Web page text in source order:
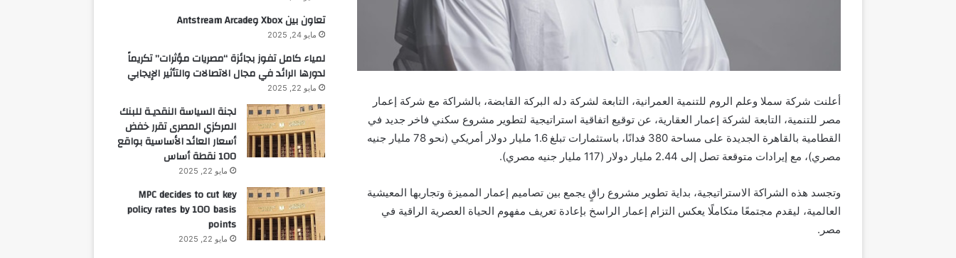
أعلنت شركة سملا وعلم الروم للتنمية العمرانية، التابعة لشركة دله البركة القابضة، بالشراكة مع شركة إعمار
مصر للتنمية، التابعة لشركة إعمار العقارية، عن توقيع اتفاقية استراتيجية لتطوير مشروع سكني فاخر جديد في
القطامية بالقاهرة الجديدة
على مساحة 380 فدانًا، باستثمارات تبلغ 1.6 مليار دولار أمريكي (نحو 78 مليار جنيه
مصري)، مع إيرادات متوقعة تصل إلى 2.44 مليار دولار (117 مليار جنيه مصري).
وتجسد هذه الشراكة الاستراتيجية، بداية تطوير مشروع راقٍ يجمع بين تصاميم إعمار المميزة وتجاربها المعيشية
العالمية، ليقدم مجتمعًا متكاملًا يعكس التزام إعمار الراسخ بإعادة تعريف مفهوم الحياة العصرية الراقية في
مصر.
تعاون بين Xbox وAntstream Arcade
مايو 24, 2025
لمياء كامل تفوز بجائزة “مصريات مؤثرات” تكريماً
لدورها الرائد في مجال الاتصالات والتأثير الإيجابي
مايو 22, 2025
لجنة السياسة النقديـة للبنك
المركزي المصرى تقرر خفض
أسعار العائد الأساسية بواقع
100 نقطة أساس
مايو 22, 2025
MPC decides to cut key
policy rates by 100 basis
points
مايو 22, 2025